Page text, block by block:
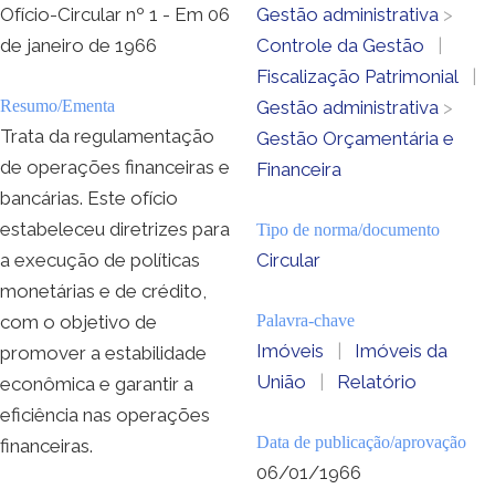
Ofício-Circular nº 1 - Em 06
de janeiro de 1966
Resumo/Ementa
Trata da regulamentação
de operações financeiras e
bancárias. Este ofício
estabeleceu diretrizes para
a execução de políticas
monetárias e de crédito,
com o objetivo de
promover a estabilidade
econômica e garantir a
eficiência nas operações
financeiras.
Gestão administrativa >
Controle da Gestão
|
Fiscalização Patrimonial
|
Gestão administrativa >
Gestão Orçamentária e
Financeira
Tipo de norma/documento
Circular
Palavra-chave
Imóveis |
Imóveis da
União
| Relatório
Data de publicação/aprovação
06/01/1966